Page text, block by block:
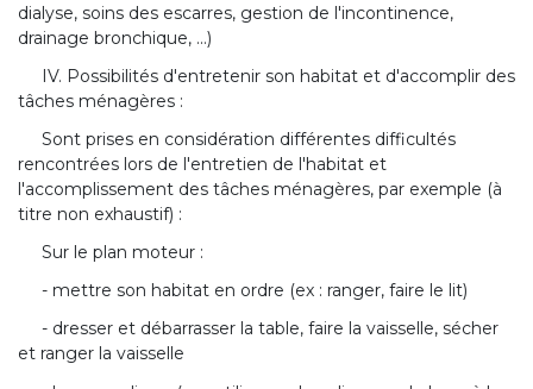
dialyse, soins des escarres, gestion de l'incontinence,
drainage bronchique, ...)
IV. Possibilités d'entretenir son habitat et d'accomplir des
tâches ménagères :
Sont prises en considération différentes difficultés
rencontrées lors de l'entretien de l'habitat et
l'accomplissement des tâches ménagères, par exemple (à
titre non exhaustif) :
Sur le plan moteur :
- mettre son habitat en ordre (ex : ranger, faire le lit)
- dresser et débarrasser la table, faire la vaisselle, sécher
et ranger la vaisselle